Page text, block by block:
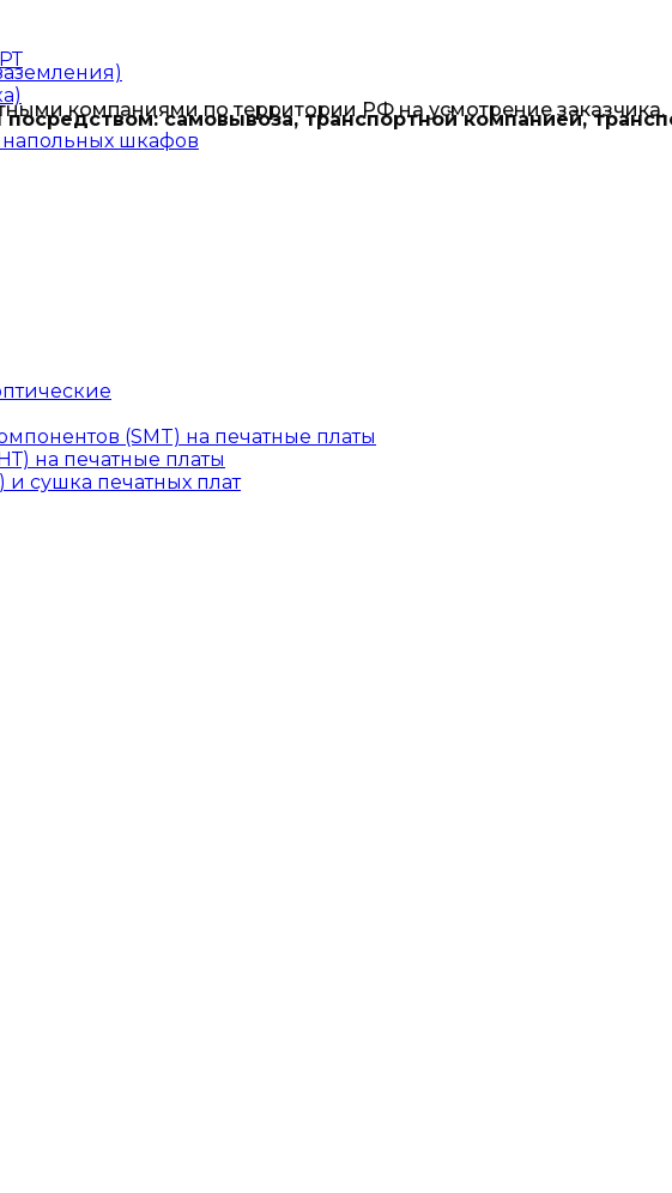
напольных шкафов
(SMT) на печатные платы
на печатные платы
сушка печатных плат
компаниями по территории РФ на усмотрение заказчика.
самовывоза, транспортной компанией,